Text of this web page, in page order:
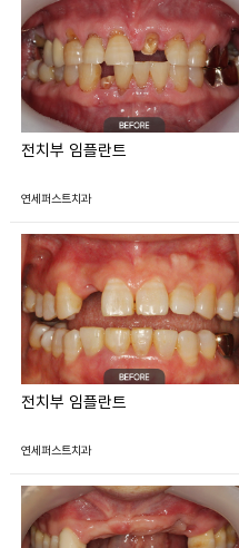
전치부 임플란트
연세퍼스트치과
전치부 임플란트
연세퍼스트치과